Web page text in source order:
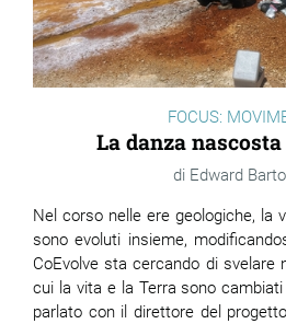
FOCUS:
La danza
Edward
Nel corso nelle ere geologiche, la
sono evoluti insieme,
CoEvolve sta cercando di svelare
cui la vita e la Terra sono
parlato con il direttore del